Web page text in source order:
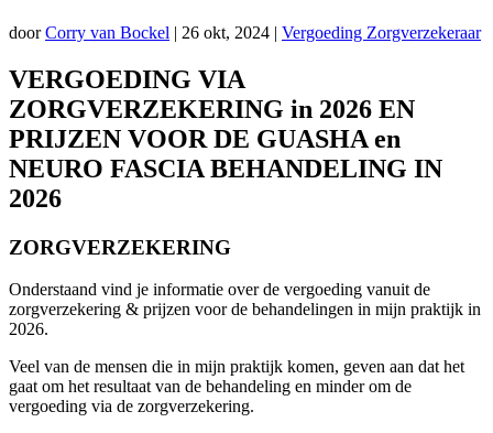
doorCorry van Bockel | 26 okt, 2024 | Vergoeding Zorgverzekeraar
VERGOEDING VIA
ZORGVERZEKERING in 2026 EN
PRIJZEN VOOR DE GUASHA en
NEURO FASCIA BEHANDELING IN
2026
ZORGVERZEKERING
Onderstaand vind je informatie over de vergoeding vanuit de
zorgverzekering & prijzen voor de behandelingen in mijn praktijk in
2026.
Veel van de mensen die in mijn praktijk komen, geven aan dat het
gaat om het resultaat van de behandeling en minder om de
vergoeding via de zorgverzekering.